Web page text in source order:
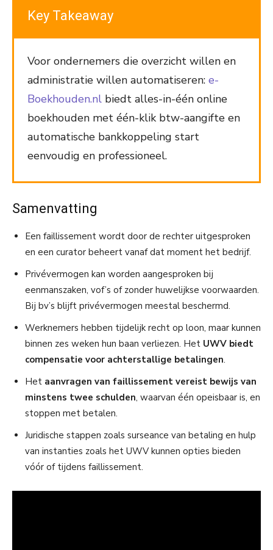
Key Takeaway
Voor ondernemers die overzicht willen en
administratie willen automatiseren: e-
Boekhouden.nl biedt alles-in-één online
boekhouden met één-klik btw-aangifte en
automatische bankkoppeling start
eenvoudig en professioneel.
Samenvatting
Een faillissement wordt door de rechter uitgesproken
en een curator beheert vanaf dat moment het bedrijf.
Privévermogen kan worden aangesproken bij
eenmanszaken, vof’s of zonder huwelijkse voorwaarden.
Bij bv’s blijft privévermogen meestal beschermd.
Werknemers hebben tijdelijk recht op loon, maar kunnen
binnen zes weken hun baan verliezen. Het UWV biedt
compensatie voor achterstallige betalingen.
Het aanvragen van faillissement vereist bewijs van
minstens twee schulden, waarvan één opeisbaar is, en
stoppen met betalen.
Juridische stappen zoals surseance van betaling en hulp
van instanties zoals het UWV kunnen opties bieden
vóór of tijdens faillissement.